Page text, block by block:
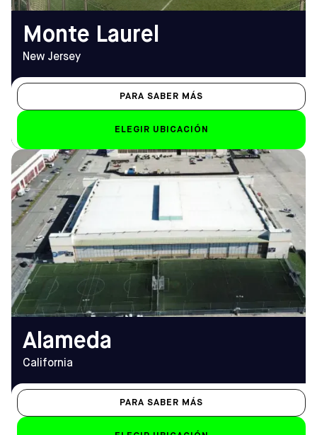
Monte Laurel
New Jersey
PARA SABER MÁS
ELEGIR UBICACIÓN
HORARIO DE
APERTURA
De lunes a viernes
8.00 h - 12.00 h (1.00 h
los viernes)
Sáb-Dom
de 8.00 a 23.00 horas
DIRECCIÓN
800 W Tower Ave, Alameda,
CA 94501
Cómo llegar
TELÉFONO
(510) 814-4999
EMAIL
alameda@sofive.com
Alameda
California
PARA SABER MÁS